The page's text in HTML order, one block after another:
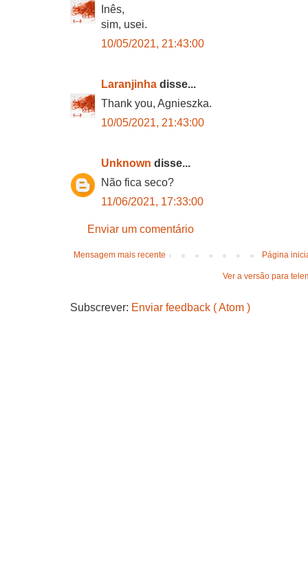
Inês,
sim, usei.
10/05/2021, 21:43:00
Laranjinha disse...
Thank you, Agnieszka.
10/05/2021, 21:43:00
Unknown disse...
Não fica seco?
11/06/2021, 17:33:00
Enviar um comentário
Mensagem mais recente Página
Ver a versão para
Subscrever: Enviar feedback ( Atom )